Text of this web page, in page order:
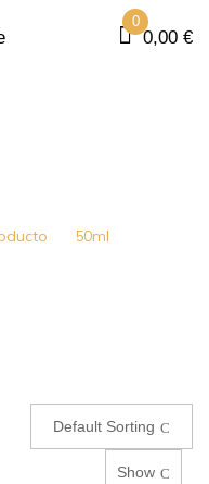
0
0,00 €
50ml
Default Sorting
Show